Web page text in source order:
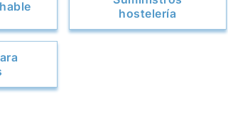
hostelería